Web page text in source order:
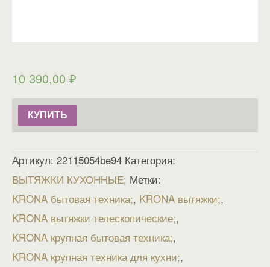
10 390,00 ₽
КУПИТЬ
Артикул: 22115054be94 Категория:
ВЫТЯЖКИ КУХОННЫЕ Метки:
KRONA бытовая техника , KRONA вытяжки ,
KRONA вытяжки телескопические ,
KRONA крупная бытовая техника ,
KRONA крупная техника для кухни ,